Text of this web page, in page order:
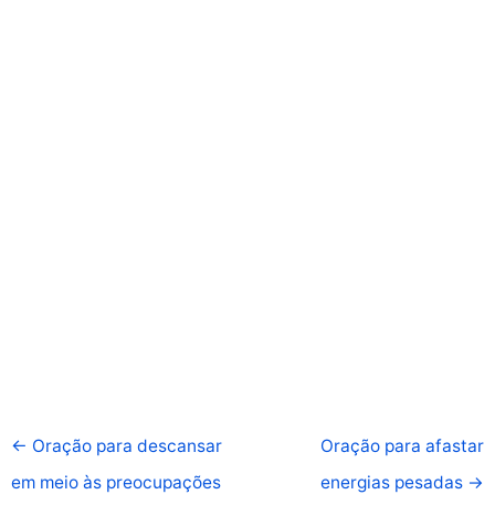
← Oração para descansar
em meio às preocupações
Oração para afastar
energias pesadas →